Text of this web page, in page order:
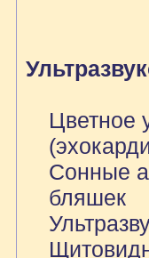
Цветное
Сонные
бляшек